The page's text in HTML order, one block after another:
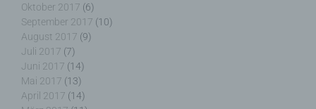
Oktober 2017 (6)
September 2017 (10)
August 2017 (9)
Juli 2017 (7)
Juni 2017 (14)
Mai 2017 (13)
April 2017 (14)
g) Verantwortlicher oder für die Verarbeitung
Verantwortlicher
Verantwortlicher oder für die Verarbeitung
Verantwortlicher ist die natürliche oder juristische